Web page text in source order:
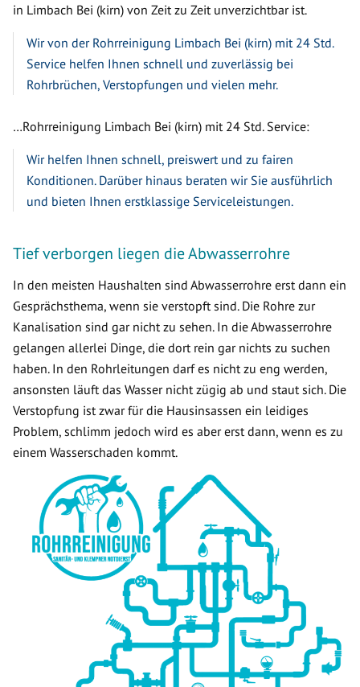
in Limbach Bei (kirn) von Zeit zu Zeit unverzichtbar ist.
Wir von der Rohrreinigung Limbach Bei (kirn) mit 24 Std.
Service helfen Ihnen schnell und zuverlässig bei
Rohrbrüchen, Verstopfungen und vielen mehr.
…Rohrreinigung Limbach Bei (kirn) mit 24 Std. Service:
Wir helfen Ihnen schnell, preiswert und zu fairen
Konditionen. Darüber hinaus beraten wir Sie ausführlich
und bieten Ihnen erstklassige Serviceleistungen.
Tief verborgen liegen die Abwasserrohre
In den meisten Haushalten sind Abwasserrohre erst dann ein
Gesprächsthema, wenn sie verstopft sind. Die Rohre zur
Kanalisation sind gar nicht zu sehen. In die Abwasserrohre
gelangen allerlei Dinge, die dort rein gar nichts zu suchen
haben. In den Rohrleitungen darf es nicht zu eng werden,
ansonsten läuft das Wasser nicht zügig ab und staut sich. Die
Verstopfung ist zwar für die Hausinsassen ein leidiges
Problem, schlimm jedoch wird es aber erst dann, wenn es zu
einem Wasserschaden kommt.